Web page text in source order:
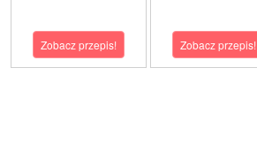
Zobacz przepis! Zobacz przepis!